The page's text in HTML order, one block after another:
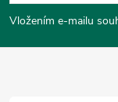
p
a
Vložením e-mailu